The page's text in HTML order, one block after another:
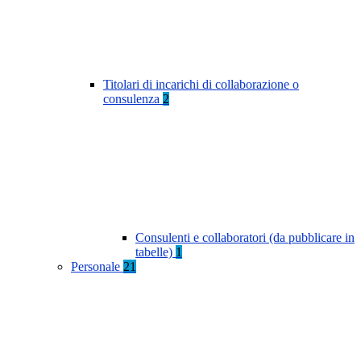
Titolari di incarichi di collaborazione o
consulenza 2
Consulenti e collaboratori (da pubblicare in
tabelle) 1
Personale 21